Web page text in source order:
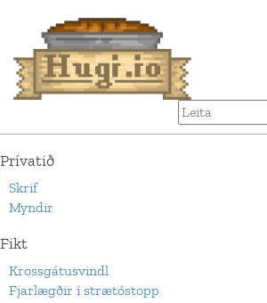
Prívatið
Skrif
Myndir
Fikt
Krossgátusvindl
Fjarlægðir í strætóstopp